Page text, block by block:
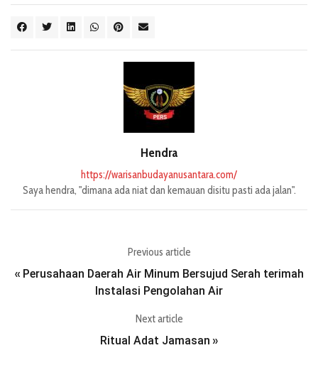
Hendra
https://warisanbudayanusantara.com/
Saya hendra, "dimana ada niat dan kemauan disitu pasti ada jalan".
Previous article
« Perusahaan Daerah Air Minum Bersujud Serah terimah
Instalasi Pengolahan Air
Next article
Ritual Adat Jamasan »